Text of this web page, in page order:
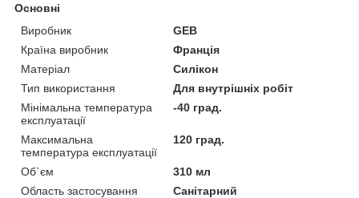
Основні
Виробник
GEB
Країна виробник
Франція
Матеріал
Силікон
Тип використання
Для внутрішніх робіт
Мінімальна температура
експлуатації
-40 град.
Максимальна
температура експлуатації
120 град.
Об`єм
310 мл
Область застосування
Санітарний